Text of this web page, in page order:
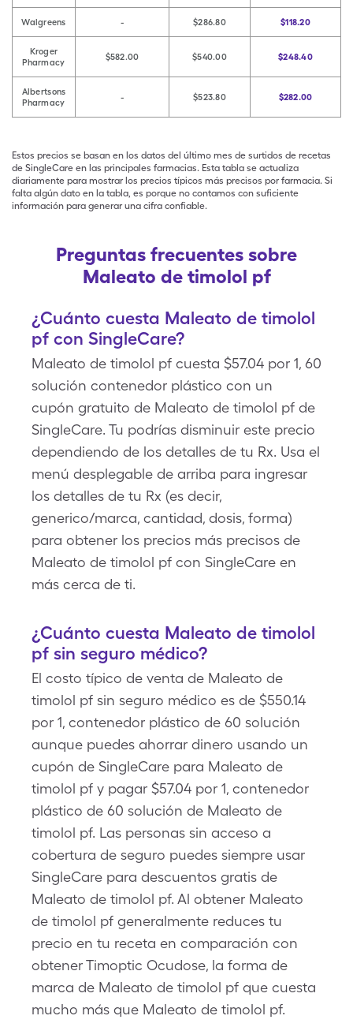
Walgreens - $286.80 $118.20
Kroger
Pharmacy
$582.00 $540.00 $248.40
Albertsons
Pharmacy
- $523.80 $282.00
Estos precios se basan en los datos del último mes de surtidos de recetas
de SingleCare en las principales farmacias. Esta tabla se actualiza
diariamente para mostrar los precios típicos más precisos por farmacia. Si
falta algún dato en la tabla, es porque no contamos con suficiente
información para generar una cifra confiable.
Preguntas frecuentes sobre
Maleato de timolol pf
¿Cuánto cuesta Maleato de timolol
pf con SingleCare?
Maleato de timolol pf cuesta $57.04 por 1, 60
solución contenedor plástico con un
cupón gratuito de Maleato de timolol pf de
SingleCare. Tu podrías disminuir este precio
dependiendo de los detalles de tu Rx. Usa el
menú desplegable de arriba para ingresar
los detalles de tu Rx (es decir,
generico/marca, cantidad, dosis, forma)
para obtener los precios más precisos de
Maleato de timolol pf con SingleCare en
más cerca de ti.
¿Cuánto cuesta Maleato de timolol
pf sin seguro médico?
El costo típico de venta de Maleato de
timolol pf sin seguro médico es de $550.14
por 1, contenedor plástico de 60 solución
aunque puedes ahorrar dinero usando un
cupón de SingleCare para Maleato de
timolol pf y pagar $57.04 por 1, contenedor
plástico de 60 solución de Maleato de
timolol pf. Las personas sin acceso a
cobertura de seguro puedes siempre usar
SingleCare para descuentos gratis de
Maleato de timolol pf. Al obtener Maleato
de timolol pf generalmente reduces tu
precio en tu receta en comparación con
obtener Timoptic Ocudose, la forma de
marca de Maleato de timolol pf que cuesta
mucho más que Maleato de timolol pf.